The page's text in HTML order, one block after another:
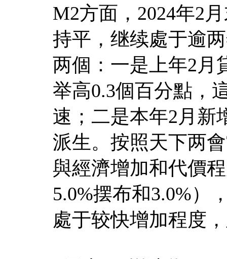
M2方面，2024年2
持平，继续處于逾
两個：一是上年2月
举高0.3個百分點，
速；二是本年2月新
派生。按照天下两
與經濟增加和代價
5.0%摆布和3.0%）
處于较快增加程度